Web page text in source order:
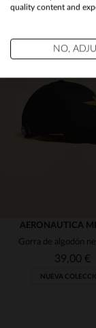
TALLAS
AERONAUTICA
39,00 €
NUEVA
quality content and
NO,